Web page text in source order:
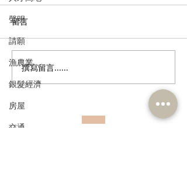
聲明
請願
漁農業
銀髮經濟
房屋
交通
民建聯回應政府就《商品
說明條例》展開公眾諮詢
留言
撰寫留言......